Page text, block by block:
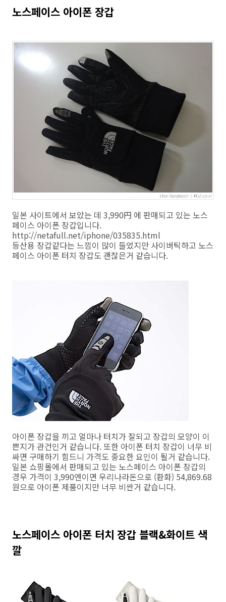
노스페이스 아이폰 장갑
일본 사이트에서 보았는 데 3,990円 에 판매되고 있는 노스
페이스 아이폰 장갑입니다.
http://netafull.net/iphone/035835.html
등산용 장갑같다는 느낌이 많이 들었지만 사이버틱하고 노스
페이스 아이폰 터치 장갑도 괜찮은거 같습니다.
아이폰 장갑을 끼고 얼마나 터치가 잘되고 장갑의 모양이 이
쁜지가 관건인거 같습니다. 또한 아이폰 터치 장갑이 너무 비
싸면 구매하기 힘드니 가격도 중요한 요인이 될거 같습니다.
일본 쇼핑몰에서 판매되고 있는 노스페이스 아이폰 장갑의
경우 가격이 3,990엔이면 우리나라돈으로 (환화) 54,869.68
원으로 아이폰 제품이지만 너무 비싼거 같습니다.
노스페이스 아이폰 터치 장갑 블랙&화이트 색
깔